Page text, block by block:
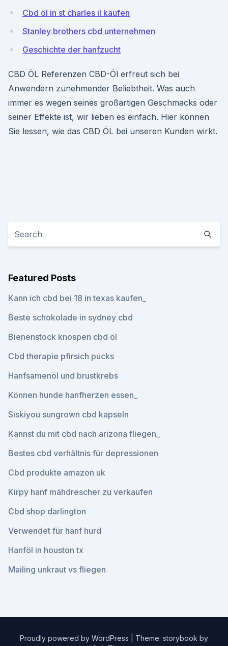
Cbd öl in st charles il kaufen
Stanley brothers cbd unternehmen
Geschichte der hanfzucht
CBD ÖL Referenzen CBD-Öl erfreut sich bei
Anwendern zunehmender Beliebtheit. Was auch
immer es wegen seines großartigen Geschmacks oder
seiner Effekte ist, wir lieben es einfach. Hier können
Sie lessen, wie das CBD ÖL bei unseren Kunden wirkt.
Featured Posts
Kann ich cbd bei 18 in texas kaufen_
Beste schokolade in sydney cbd
Bienenstock knospen cbd öl
Cbd therapie pfirsich pucks
Hanfsamenöl und brustkrebs
Können hunde hanfherzen essen_
Siskiyou sungrown cbd kapseln
Kannst du mit cbd nach arizona fliegen_
Bestes cbd verhältnis für depressionen
Cbd produkte amazon uk
Kirpy hanf mähdrescher zu verkaufen
Cbd shop darlington
Verwendet für hanf hurd
Hanföl in houston tx
Mailing unkraut vs fliegen
Proudly powered by WordPress
Theme: storybook by